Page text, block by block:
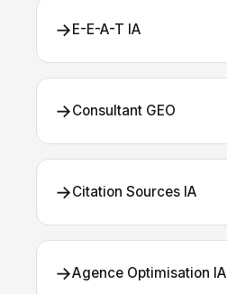
→E-E-A-T IA
→Consultant GEO
→Citation Sources IA
→Agence Optimisation IA